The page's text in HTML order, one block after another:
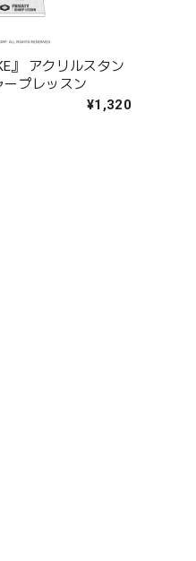
』 アクリルスタン
ープレッスン
¥1,320